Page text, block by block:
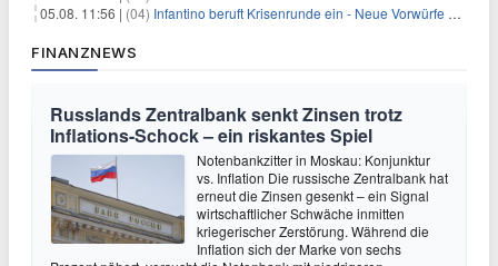
05.08. 11:56 | (04) Infantino beruft Krisenrunde ein - Neue Vorwürfe gegen FIFA
FINANZNEWS
Russlands Zentralbank senkt Zinsen trotz
Inflations-Schock – ein riskantes Spiel
Notenbankzitter in Moskau: Konjunktur
vs. Inflation Die russische Zentralbank hat
erneut die Zinsen gesenkt – ein Signal
wirtschaftlicher Schwäche inmitten
kriegerischer Zerstörung. Während die
Inflation sich der Marke von sechs